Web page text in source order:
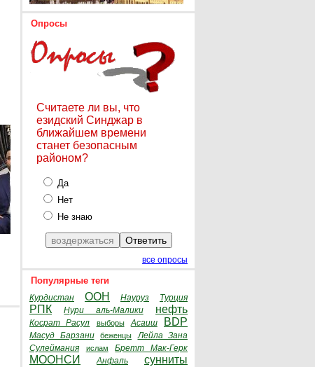
Опросы
Считаете ли вы, что
езидский Синджар в
ближайшем времени
станет безопасным
районом?
Да
Нет
Не знаю
все опросы
Популярные теги
Курдистан ООН Науруз Турция
РПК Нури аль-Малики нефть
Косрат Расул выборы Асаиш BDP
Масуд Барзани беженцы
Лейла Зана
Сулеймания
ислам Бретт Мак-Герк
МООНСИ Анфаль сунниты